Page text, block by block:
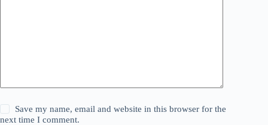
Save my name, email and website in this browser for the
next time I comment.